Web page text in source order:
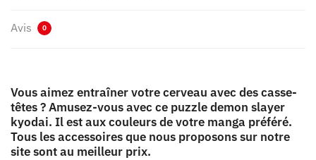
Avis 0
Vous aimez entraîner votre cerveau avec des casse-
têtes ? Amusez-vous avec ce puzzle demon slayer
kyodai. Il est aux couleurs de votre manga préféré.
Tous les accessoires que nous proposons sur notre
site sont au meilleur prix.